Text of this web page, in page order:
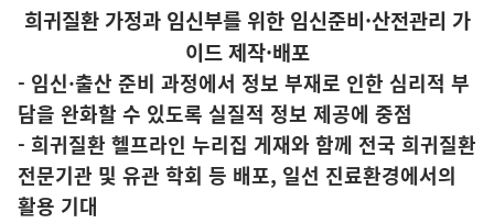
희귀질환 가정과 임신부를 위한 임신준비·산전관리 가
이드 제작·배포
- 임신·출산 준비 과정에서 정보 부재로 인한 심리적 부
담을 완화할 수 있도록 실질적 정보 제공에 중점
- 희귀질환 헬프라인 누리집 게재와 함께 전국 희귀질환
전문기관 및 유관 학회 등 배포, 일선 진료환경에서의
활용 기대